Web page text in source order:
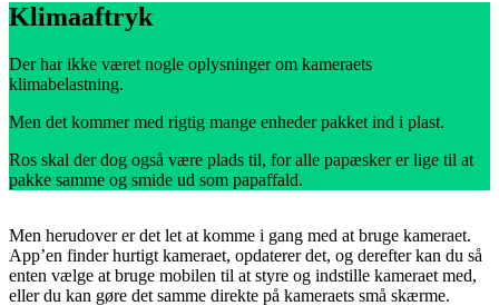
Klimaaftryk
Der har ikke været nogle oplysninger om kameraets
klimabelastning.
Men det kommer med rigtig mange enheder pakket ind i plast.
Ros skal der dog også være plads til, for alle papæsker er lige til at
pakke samme og smide ud som papaffald.
Men herudover er det let at komme i gang med at bruge kameraet.
App’en finder hurtigt kameraet, opdaterer det, og derefter kan du så
enten vælge at bruge mobilen til at styre og indstille kameraet med,
eller du kan gøre det samme direkte på kameraets små skærme.